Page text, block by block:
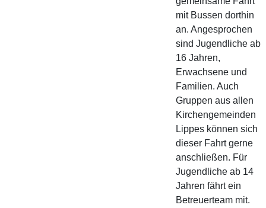
mit Bussen dorthin
an. Angesprochen
sind Jugendliche ab
16 Jahren,
Erwachsene und
Familien. Auch
Gruppen aus allen
Kirchengemeinden
Lippes können sich
dieser Fahrt gerne
anschließen. Für
Jugendliche ab 14
Jahren fährt ein
Betreuerteam mit.